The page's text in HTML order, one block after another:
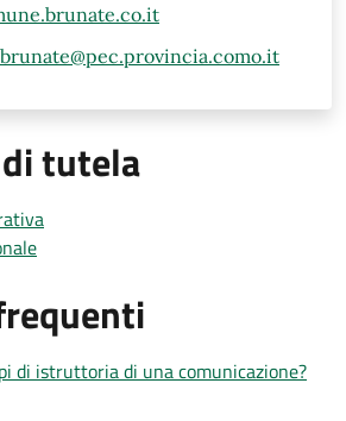
tutela
di istruttoria di una comunicazione?